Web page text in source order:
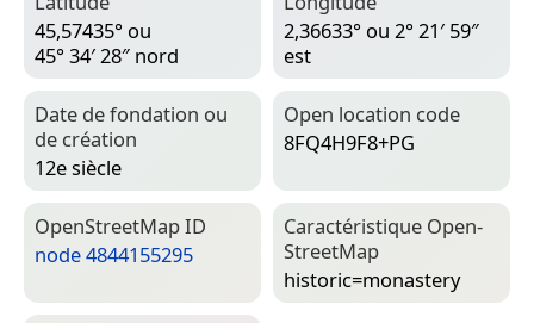
45,57435° ou
45° 34′ 28″ nord
2,36633° ou 2° 21′ 59″
est
Date de fondation ou
de création
12e siècle
Open location code
8FQ4H9F8+PG
Open­Street­Map ID
node 4844155295
Caractéristique Open­
Street­Map
historic=­monastery